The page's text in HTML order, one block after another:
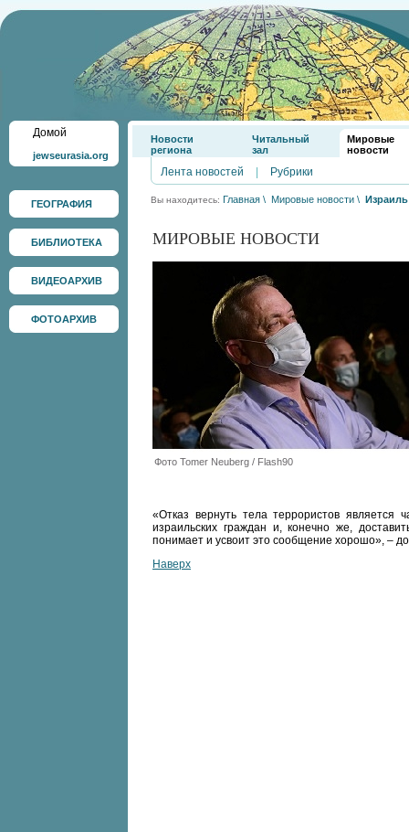
Домой
jewseurasia.org
ГЕОГРАФИЯ
БИБЛИОТЕКА
ВИДЕОАРХИВ
ФОТОАРХИВ
Новости
региона
Читальный
зал
Мировые
новости
Лента новостей Рубрики
Вы находитесь: Главная \ Мировые новости \ Израиль
МИРОВЫЕ НОВОСТИ
Фото Tomer Neuberg / Flash90
«Отказ вернуть тела террористов является
израильских граждан и, конечно же,
понимает и усвоит это сообщение хорошо», –
Наверх